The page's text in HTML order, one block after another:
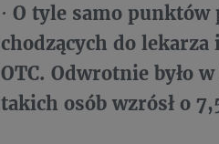
· O tyle samo punktów
chodzących do
OTC. Odwrotnie było
takich osób wzrósł o